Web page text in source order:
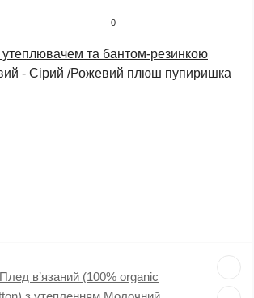
0
утеплювачем та бантом-резинкою
- Сірий /Рожевий плюш пупиришка